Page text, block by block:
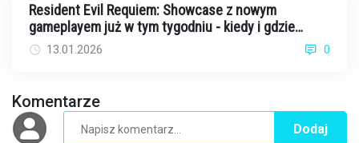
Resident Evil Requiem: Showcase z nowym
gameplayem już w tym tygodniu - kiedy i gdzie
oglądać?
13.01.2026 0
Komentarze
Dodaj